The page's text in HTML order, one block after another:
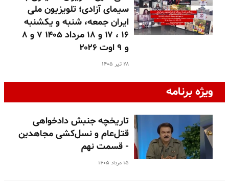
سیمای آزادی؛ تلویزیون ملی
ایران جمعه، شنبه و یکشنبه
۱۶ ، ۱۷ و ۱۸ مرداد ۱۴۰۵ ۷ و ۸
و ۹ اوت ۲۰۲۶
۲۸ تیر ۱۴۰۵
ویژه برنامه
تاریخچه جنبش دادخواهی
قتل‌عام و نسل‌کشی مجاهدین
- قسمت نهم
۱۵ مرداد ۱۴۰۵